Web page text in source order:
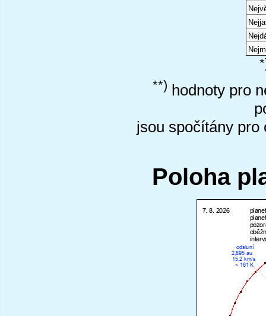
**) hodnoty pro
jsou spočítány pro
Poloha